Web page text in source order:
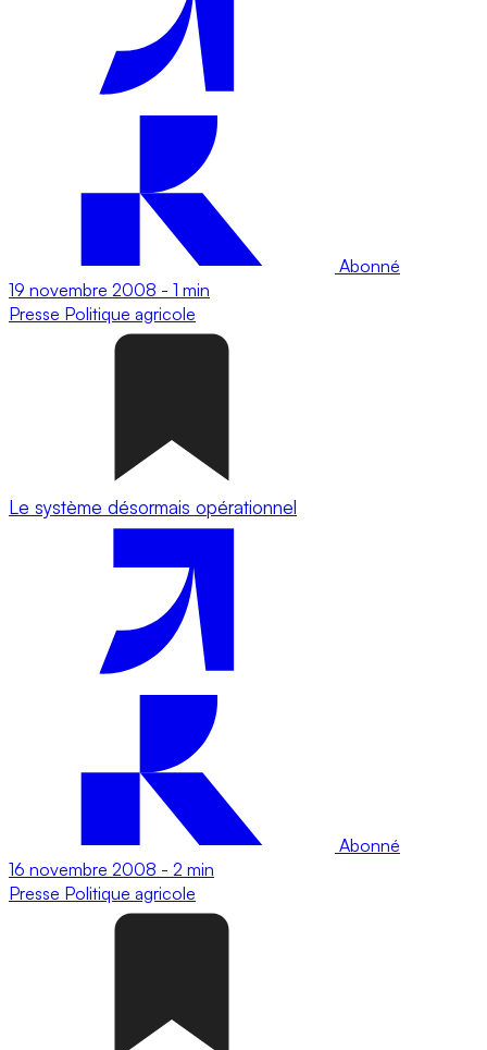
Abonné
19 novembre 2008 - 1 min
Presse Politique agricole
Le système désormais opérationnel
Abonné
16 novembre 2008 - 2 min
Presse Politique agricole